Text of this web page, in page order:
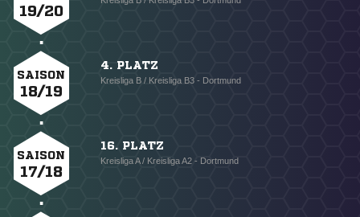
19/20
SAISON
18/19
4. PLATZ
Kreisliga B / Kreisliga B3 - Dortmund
SAISON
17/18
16. PLATZ
Kreisliga A / Kreisliga A2 - Dortmund